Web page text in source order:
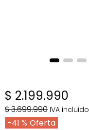
$ 2.199.990
$3.699.990 IVA incluido
41 %